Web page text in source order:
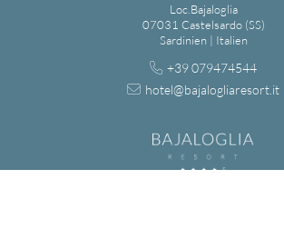
Loc.Bajaloglia
07031 Castelsardo (SS)
Sardinien | Italien
+39 079474544
hotel@bajalogliaresort.it